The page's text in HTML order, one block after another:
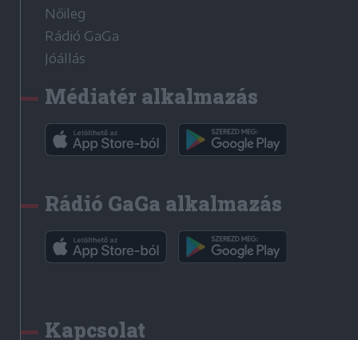
Nőileg
Rádió GaGa
Jóállás
Médiatér alkalmazás
Rádió GaGa alkalmazás
Kapcsolat